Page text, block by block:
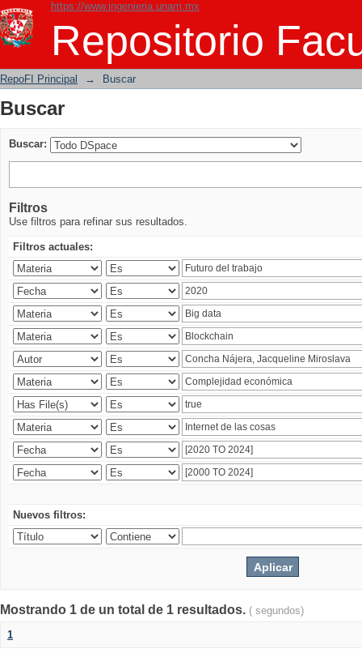
https://www.ingenieria.unam.mx
Repositorio
Buscar
RepoFI Principal → Buscar
Buscar
Buscar:
Filtros
Use filtros para refinar sus resultados.
Filtros actuales:
Nuevos filtros:
Mostrando 1 de un total de 1 resultados. ( segundos)
1